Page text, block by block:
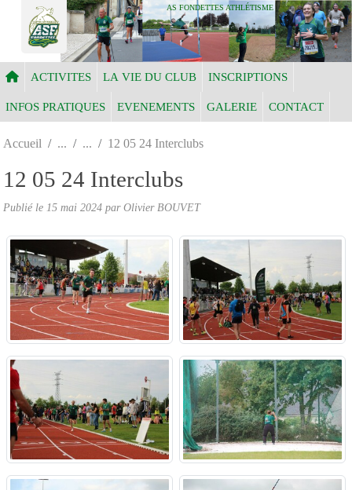
AS FONDETTES ATHLÉTISME
ACTIVITES LA VIE DU CLUB INSCRIPTIONS
INFOS PRATIQUES EVENEMENTS GALERIE CONTACT
Accueil 12 05 24 Interclubs
12 05 24 Interclubs
Publié le 15 mai 2024 par Olivier BOUVET
Panneau de gestion des cookies